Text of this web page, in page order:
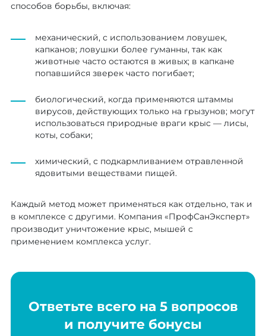
способов борьбы, включая:
механический, с использованием ловушек,
капканов; ловушки более гуманны, так как
животные часто остаются в живых; в капкане
попавшийся зверек часто погибает;
биологический, когда применяются штаммы
вирусов, действующих только на грызунов; могут
использоваться природные враги крыс — лисы,
коты, собаки;
химический, с подкармливанием отравленной
ядовитыми веществами пищей.
Каждый метод может применяться как отдельно, так и
в комплексе с другими. Компания «ПрофСанЭксперт»
производит уничтожение крыс, мышей с
применением комплекса услуг.
Ответьте всего на 5 вопросов
и получите бонусы